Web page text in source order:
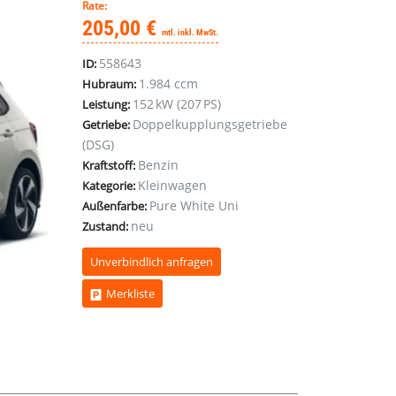
Rate:
205,00 € mtl. inkl. MwSt.
ID: 558643
Hubraum: 1.984 ccm
Leistung: 152 kW (207 PS)
Getriebe: Doppelkupplungsgetriebe
(DSG)
Kraftstoff: Benzin
Kategorie: Kleinwagen
Außenfarbe: Pure White Uni
Zustand: neu
Unverbindlich anfragen
Merkliste